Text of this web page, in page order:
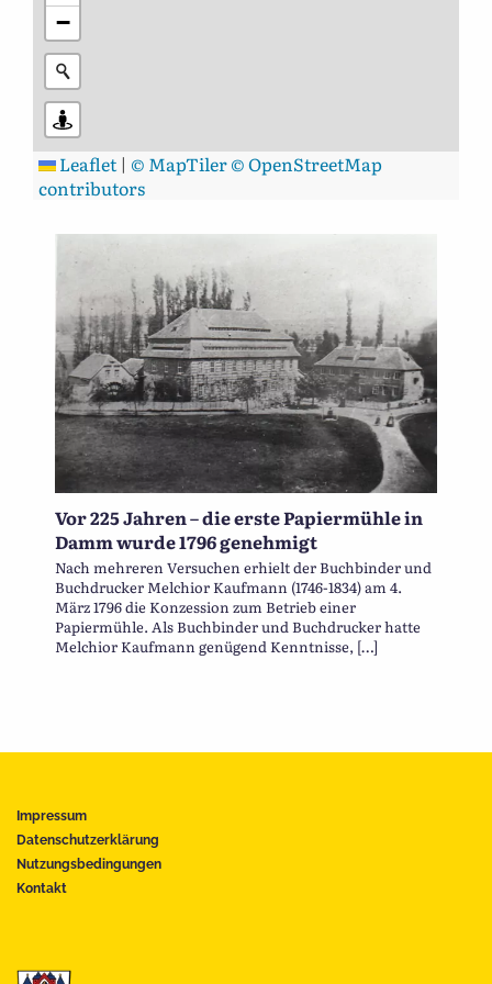
−
Leaflet | © MapTiler© OpenStreetMap
contributors
Vor 225 Jahren – die erste Papiermühle in
Damm wurde 1796 genehmigt
Nach mehreren Versuchen erhielt der Buchbinder und
Buchdrucker Melchior Kaufmann (1746-1834) am 4.
März 1796 die Konzession zum Betrieb einer
Papiermühle. Als Buchbinder und Buchdrucker hatte
Melchior Kaufmann genügend Kenntnisse, […]
Impressum
Datenschutzerklärung
Nutzungsbedingungen
Kontakt